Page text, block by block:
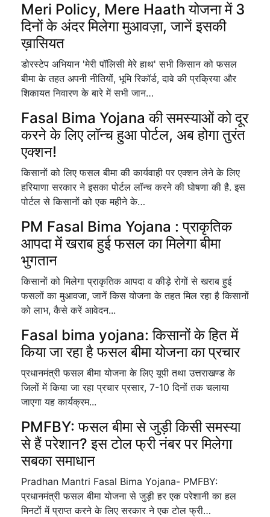
Meri Policy, Mere Haath योजना में 3
दिनों के अंदर मिलेगा मुआवज़ा, जानें इसकी
ख़ासियत
डोरस्टेप अभियान 'मेरी पॉलिसी मेरे हाथ' सभी किसान को फसल
बीमा के तहत अपनी नीतियों, भूमि रिकॉर्ड, दावे की प्रक्रिया और
शिकायत निवारण के बारे में सभी जान…
Fasal Bima Yojana की समस्याओं को दूर
करने के लिए लॉन्च हुआ पोर्टल, अब होगा तुरंत
एक्शन!
किसानों को लिए फसल बीमा की कार्यवाही पर एक्शन लेने के लिए
हरियाणा सरकार ने इसका पोर्टल लॉन्च करने की घोषणा की है. इस
पोर्टल से किसानों को एक महीने के…
PM Fasal Bima Yojana : प्राकृतिक
आपदा में खराब हुई फसल का मिलेगा बीमा
भुगतान
किसानों को मिलेगा प्राकृतिक आपदा व कीड़े रोगों से खराब हुई
फसलों का मुआवजा, जानें किस योजना के तहत मिल रहा है किसानों
को लाभ, कैसे करें आवेदन...
Fasal bima yojana: किसानों के हित में
किया जा रहा है फसल बीमा योजना का प्रचार
प्रधानमंत्री फसल बीमा योजना के लिए यूपी तथा उत्तराखण्ड के
जिलों में किया जा रहा प्रचार प्रसार, 7-10 दिनों तक चलाया
जाएगा यह कार्यक्रम...
PMFBY: फसल बीमा से जुड़ी किसी समस्या
से हैं परेशान? इस टोल फ्री नंबर पर मिलेगा
सबका समाधान
Pradhan Mantri Fasal Bima Yojana- PMFBY:
प्रधानमंत्री फसल बीमा योजना से जुड़ी हर एक परेशानी का हल
मिनटों में प्राप्त करने के लिए सरकार ने एक टोल फ्री…